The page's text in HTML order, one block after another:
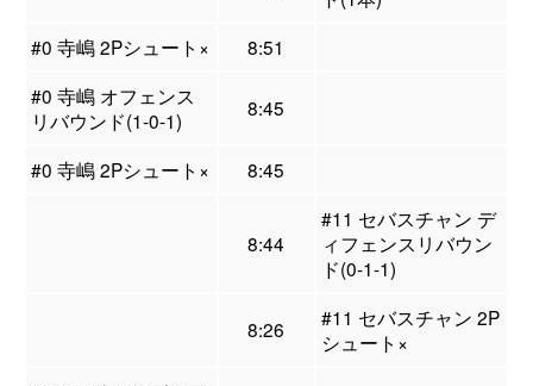
#0 寺嶋 2Pシュート×
8:51
#0 寺嶋 オフェンス
リバウンド(1-0-1)
8:45
#0 寺嶋 2Pシュート× 8:45
8:44
#11 セバスチャン デ
ィフェンスリバウン
ド(0-1-1)
8:26
#11 セバスチャン 2P
シュート×